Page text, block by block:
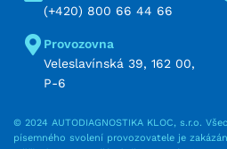
(+420) 800 66 44 66
Provozovna
Veleslavínská 39, 162 00,
P-6
© 2024 AUTODIAGNOSTIKA KLOC, s.r.o.
písemného svolení provozovatele je